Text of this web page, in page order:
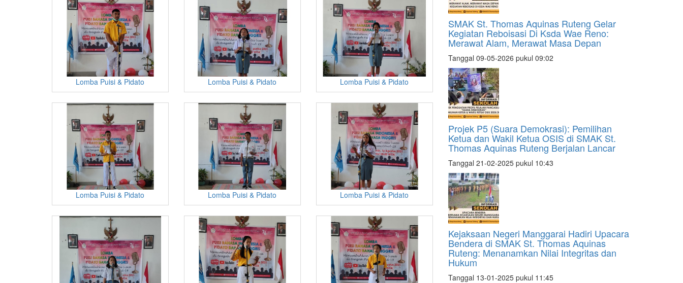
Lomba Puisi & Pidato Lomba Puisi & Pidato Lomba Puisi & Pidato
Lomba Puisi & Pidato Lomba Puisi & Pidato Lomba Puisi & Pidato
SMAK St. Thomas Aquinas Ruteng Gelar
Kegiatan Reboisasi Di Ksda Wae Reno:
Merawat Alam, Merawat Masa Depan
Tanggal 09-05-2026 pukul 09:02
Projek P5 (Suara Demokrasi): Pemilihan
Ketua dan Wakil Ketua OSIS di SMAK St.
Thomas Aquinas Ruteng Berjalan Lancar
Tanggal 21-02-2025 pukul 10:43
Kejaksaan Negeri Manggarai Hadiri Upacara
Bendera di SMAK St. Thomas Aquinas
Ruteng: Menanamkan Nilai Integritas dan
Hukum
Tanggal 13-01-2025 pukul 11:45